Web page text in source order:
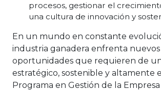
procesos, gestionar el
una cultura de innovación y
En un mundo en constante
industria ganadera enfrenta nuevos
oportunidades que requieren de
estratégico, sostenible y altamente
Programa en Gestión de la